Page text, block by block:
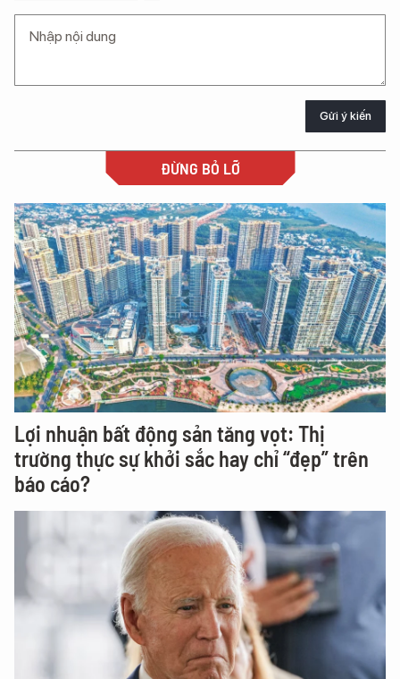
Gửi ý kiến
ĐỪNG BỎ LỠ
Lợi nhuận bất động sản tăng vọt: Thị
trường thực sự khởi sắc hay chỉ “đẹp” trên
báo cáo?